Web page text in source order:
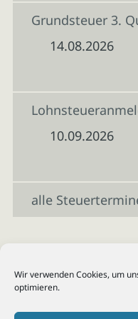
Wir verwenden Cookies, um
optimieren.
Grundsteuer 3.
14.08.2026
10.09.2026
alle